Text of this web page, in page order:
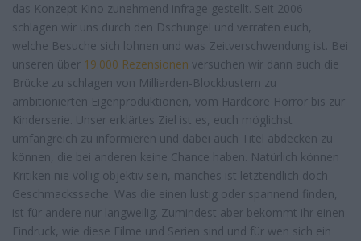
das Konzept Kino zunehmend infrage gestellt. Seit 2006
schlagen wir uns durch den Dschungel und verraten euch,
welche Besuche sich lohnen und was Zeitverschwendung ist. Bei
unseren über 19.000 Rezensionen versuchen wir dann auch die
Brücke zu schlagen von Milliarden-Blockbustern zu
ambitionierten Eigenproduktionen, vom Hardcore Horror bis zur
Kinderserie. Unser erklärtes Ziel ist es, euch möglichst
umfangreich zu informieren und dabei auch Titel abdecken zu
können, die bei anderen keine Chance haben. Natürlich können
Kritiken nie völlig objektiv sein, manches ist letztendlich doch
Geschmackssache. Was die einen lustig oder spannend finden,
ist für andere nur langweilig. Zumindest aber bekommt ihr einen
Eindruck, wie diese Filme und Serien sind und für wen sich ein